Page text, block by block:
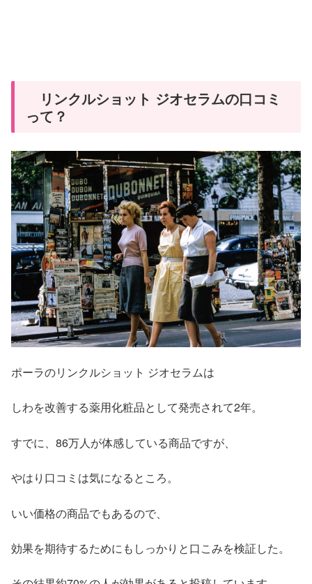
リンクルショット ジオセラムの口コミ
って？
ポーラのリンクルショット ジオセラムは
しわを改善する薬用化粧品として発売されて2年。
すでに、86万人が体感している商品ですが、
やはり口コミは気になるところ。
いい価格の商品でもあるので、
効果を期待するためにもしっかりと口こみを検証した。